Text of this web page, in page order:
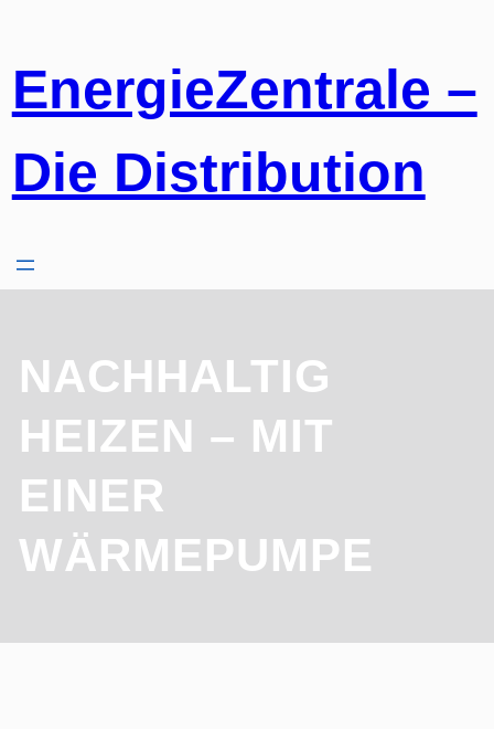
EnergieZentrale –
Die Distribution
NACHHALTIG
HEIZEN – MIT
EINER
WÄRMEPUMPE